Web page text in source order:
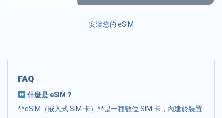
安装您的 eSIM
FAQ
什麼是 eSIM？
**eSIM（嵌入式 SIM 卡）**是一種數位 SIM 卡，內建於裝置